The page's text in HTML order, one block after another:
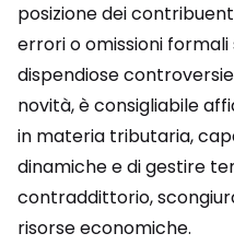
posizione dei
errori o omissioni
dispendiose
novità, è consigliabile
in materia tributaria,
dinamiche e di gestire
contraddittorio,
risorse economiche.